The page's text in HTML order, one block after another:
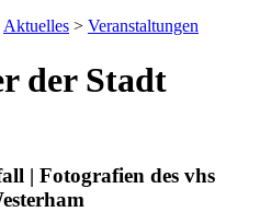
Aktuelles > Veranstaltungen
der Stadt
| Fotografien des vhs